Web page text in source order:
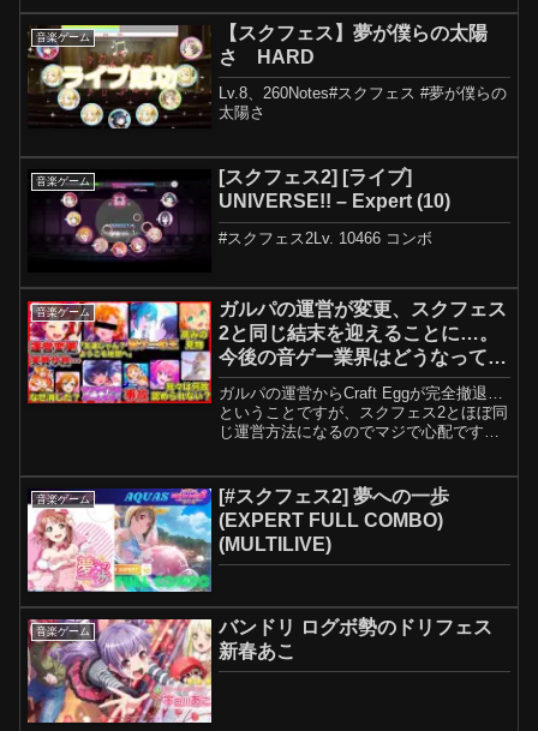
フェスティバル2 MIRACLE...
音楽ゲーム
【スクフェス】夢が僕らの太陽
さ HARD
Lv.8、260Notes#スクフェス #夢が僕らの
太陽さ
音楽ゲーム
[スクフェス2] [ライブ]
UNIVERSE!! – Expert (10)
#スクフェス2Lv. 10466 コンボ
音楽ゲーム
ガルパの運営が変更、スクフェス
2と同じ結末を迎えることに…。
今後の音ゲー業界はどうなってい
くのかを辛口解説【バンドリ】
ガルパの運営からCraft Eggが完全撤退…
ということですが、スクフェス2とほぼ同
じ運営方法になるのでマジで心配です
が十分にあるということがもう怖いんで
すよね。バン...
音楽ゲーム
[#スクフェス2] 夢への一歩
(EXPERT FULL COMBO)
(MULTILIVE)
音楽ゲーム
バンドリ ログボ勢のドリフェス
新春あこ